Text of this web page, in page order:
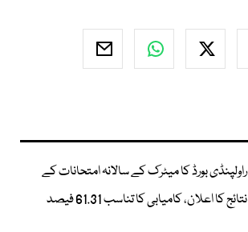
راولپنڈی بورڈ کا میٹرک کے سالانہ امتحانات کے
نتائج کا اعلان، کامیابی کا تناسب 61.31 فیصد